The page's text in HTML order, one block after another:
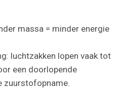
massa = minder energie
luchtzakken lopen vaak tot
een doorlopende
zuurstofopname.